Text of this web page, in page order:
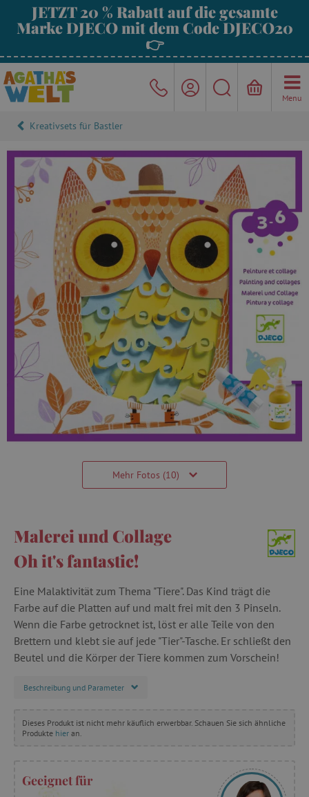
JETZT 20 % Rabatt auf die gesamte
Marke DJECO mit dem Code DJECO20
👉
Menu
Kreativsets für Bastler
Mehr Fotos (10)
Malerei und Collage
Oh it's fantastic!
Eine Malaktivität zum Thema "Tiere". Das Kind trägt die
Farbe auf die Platten auf und malt frei mit den 3 Pinseln.
Wenn die Farbe getrocknet ist, löst er alle Teile von den
Brettern und klebt sie auf jede "Tier"-Tasche. Er schließt den
Beutel und die Körper der Tiere kommen zum Vorschein!
Beschreibung und Parameter
Dieses Produkt ist nicht mehr käuflich erwerbbar. Schauen Sie sich ähnliche
Produkte hier an.
Geeignet für